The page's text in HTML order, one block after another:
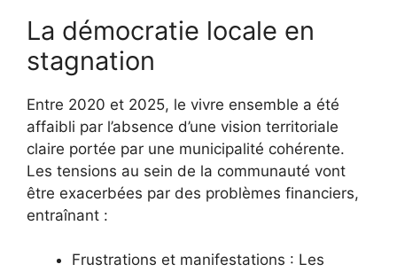
La démocratie locale en
stagnation
Entre 2020 et 2025, le vivre ensemble a été
affaibli par l’absence d’une vision territoriale
claire portée par une municipalité cohérente.
Les tensions au sein de la communauté vont
être exacerbées par des problèmes financiers,
entraînant :
Frustrations et manifestations : Les